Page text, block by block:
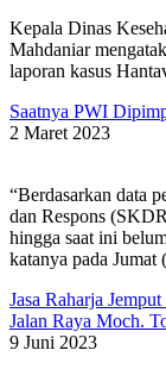
Kepala Dinas
Mahdaniar
laporan kasus
Saatnya PWI
2 Maret 2023
“Berdasarkan data
dan Respons
hingga saat ini
katanya pada Jumat
Jasa Raharja
Jalan Raya Moch.
9 Juni 2023